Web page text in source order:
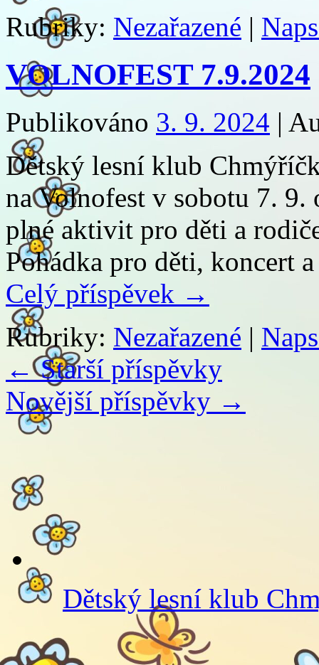
Rubriky: Nezařazené |
VOLNOFEST 7.9.2024
Publikováno 3. 9. 2024 |
Dětský lesní klub
na Volnofest v sobotu 7.
plné aktivit pro děti a
Pohádka pro děti, koncert
Celý příspěvek →
Rubriky: Nezařazené |
←Starší příspěvky
Novější příspěvky →
Dětský lesní klub